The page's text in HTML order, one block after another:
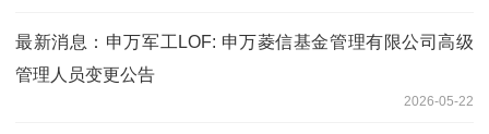
最新消息：申万军工LOF: 申万菱信基金管理有限公司高级
管理人员变更公告
2026-05-22